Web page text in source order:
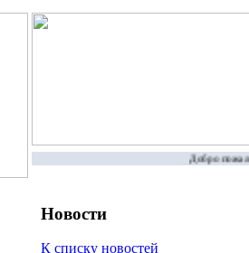
Добро
Новости
К списку новостей